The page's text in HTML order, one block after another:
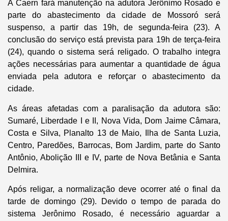
A Caern fará manutenção na adutora Jerônimo Rosado e
parte do abastecimento da cidade de Mossoró será
suspenso, a partir das 19h, de segunda-feira (23). A
conclusão do serviço está prevista para 19h de terça-feira
(24), quando o sistema será religado. O trabalho integra
ações necessárias para aumentar a quantidade de água
enviada pela adutora e reforçar o abastecimento da
cidade.
As áreas afetadas com a paralisação da adutora são:
Sumaré, Liberdade I e II, Nova Vida, Dom Jaime Câmara,
Costa e Silva, Planalto 13 de Maio, Ilha de Santa Luzia,
Centro, Paredões, Barrocas, Bom Jardim, parte do Santo
Antônio, Abolição III e IV, parte de Nova Betânia e Santa
Delmira.
Após religar, a normalização deve ocorrer até o final da
tarde de domingo (29). Devido o tempo de parada do
sistema Jerônimo Rosado, é necessário aguardar a